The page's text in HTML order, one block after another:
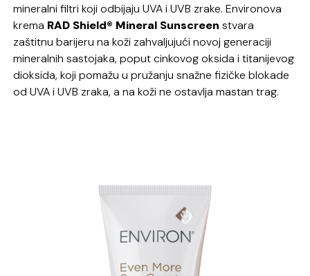
mineralni filtri koji odbijaju UVA i UVB zrake. Environova
krema RAD Shield® Mineral Sunscreen stvara
zaštitnu barijeru na koži zahvaljujući novoj generaciji
mineralnih sastojaka, poput cinkovog oksida i titanijevog
dioksida, koji pomažu u pružanju snažne fizičke blokade
od UVA i UVB zraka, a na koži ne ostavlja mastan trag.